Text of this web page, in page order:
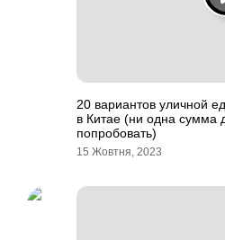
20 вариантов уличной
в Китае (ни одна сумма
попробовать)
15 Жовтня, 2023